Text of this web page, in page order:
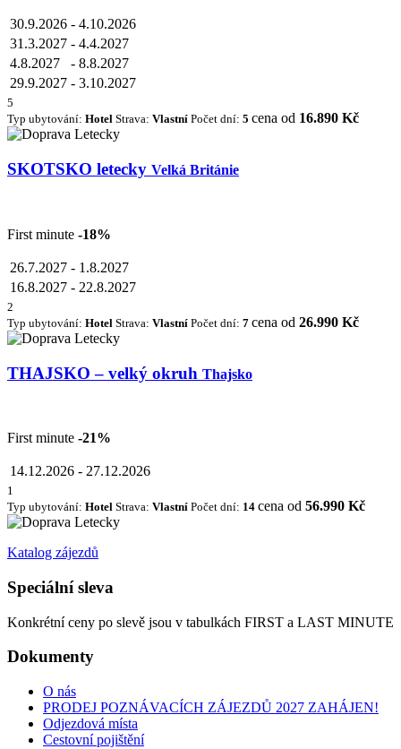
30.9.2026 - 4.10.2026
31.3.2027 - 4.4.2027
4.8.2027
- 8.8.2027
29.9.2027 - 3.10.2027
5
Typ ubytování: Hotel Strava: Vlastní Počet dní: 5 cena od 16.890 Kč
SKOTSKO letecky Velká Británie
First minute -18%
26.7.2027 - 1.8.2027
16.8.2027 - 22.8.2027
2
Typ ubytování: Hotel Strava: Vlastní Počet dní: 7 cena od 26.990 Kč
THAJSKO – velký okruh Thajsko
First minute -21%
14.12.2026 - 27.12.2026
1
Typ ubytování: Hotel Strava: Vlastní Počet dní: 14 cena od 56.990 Kč
Katalog zájezdů
Speciální sleva
Konkrétní ceny po slevě jsou v tabulkách FIRST a LAST MINUTE
Dokumenty
O nás
PRODEJ POZNÁVACÍCH ZÁJEZDŮ 2027 ZAHÁJEN!
Odjezdová místa
Cestovní pojištění